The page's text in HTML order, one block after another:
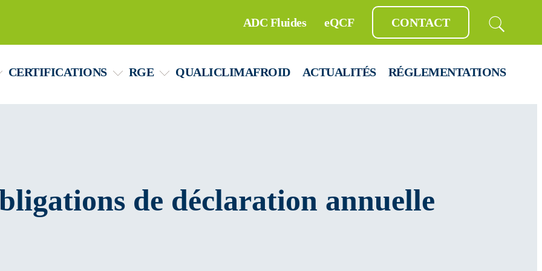
CERTIFICATIONS RGE QUALICLIMAFROID ACTUALITÉS RÉGLEMENTATIONS
ADC Fluides eQCF CONTACT
de déclaration annuelle